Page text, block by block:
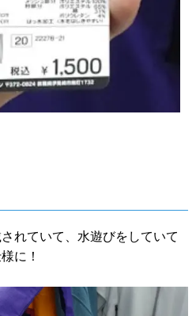
れていて、水遊びをしていて
に！